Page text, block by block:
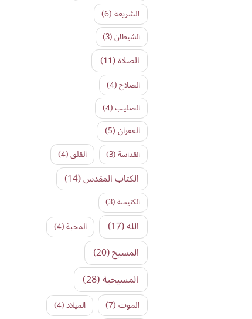
الشريعة(6)
الشيطان(3)
الصلاة(11)
الصلاح(4)
الصليب(4)
الغفران(5)
القداسة(3) القلق(4)
الكتاب المقدس(14)
الكنيسة(3)
الله(17) المحبة(4)
المسيح(20)
المسيحية(28)
الموت(7) الميلاد(4)